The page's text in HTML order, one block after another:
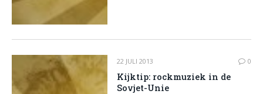
22 JULI 2013 0
Kijktip: rockmuziek in de
Sovjet-Unie